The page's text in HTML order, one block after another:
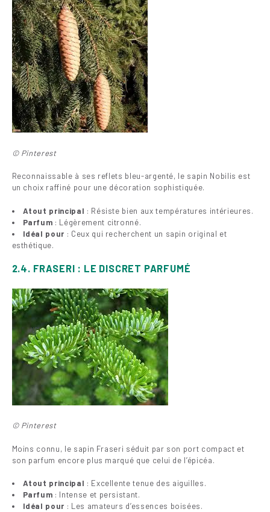
© Pinterest
Reconnaissable à ses reflets bleu-argenté, le sapin Nobilis est
un choix raffiné pour une décoration sophistiquée.
Atout principal : Résiste bien aux températures intérieures.
Parfum : Légèrement citronné.
Idéal pour : Ceux qui recherchent un sapin original et
esthétique.
2.4. FRASERI : LE DISCRET PARFUMÉ
© Pinterest
Moins connu, le sapin Fraseri séduit par son port compact et
son parfum encore plus marqué que celui de l’épicéa.
Atout principal : Excellente tenue des aiguilles.
Parfum : Intense et persistant.
Idéal pour : Les amateurs d’essences boisées.